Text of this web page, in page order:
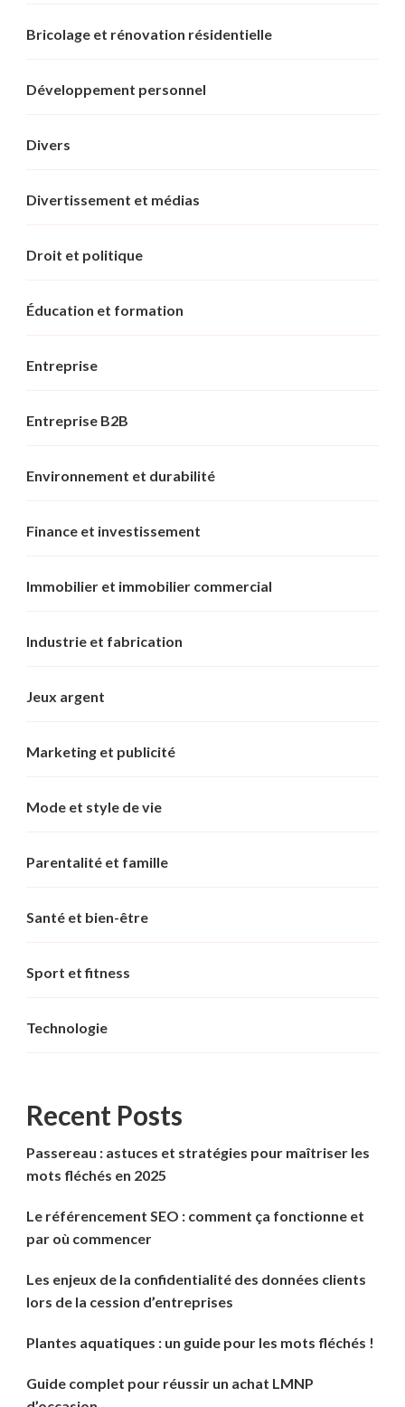
Bricolage et rénovation résidentielle
Développement personnel
Divers
Divertissement et médias
Droit et politique
Éducation et formation
Entreprise
Entreprise B2B
Environnement et durabilité
Finance et investissement
Immobilier et immobilier commercial
Industrie et fabrication
Jeux argent
Marketing et publicité
Mode et style de vie
Parentalité et famille
Santé et bien-être
Sport et fitness
Technologie
Recent Posts
Passereau : astuces et stratégies pour maîtriser les
mots fléchés en 2025
Le référencement SEO : comment ça fonctionne et
par où commencer
Les enjeux de la confidentialité des données clients
lors de la cession d’entreprises
Plantes aquatiques : un guide pour les mots fléchés !
Guide complet pour réussir un achat LMNP